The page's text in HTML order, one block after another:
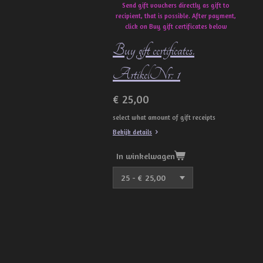
Send gift vouchers directly as gift to
recipient, that is possible. After payment,
click on Buy gift certificates below
Buy gift certificates.
ArtikelNr: 1
€ 25,00
select what amount of gift receipts
Bekijk details
In winkelwagen